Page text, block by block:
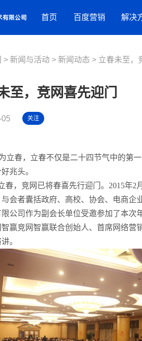
首页 百度营销
营销资源
百度品牌广告
百度信誉
百度统计
解决
品牌建设解决方案
抖音蓝V内容营销
人才实训服务
行业解决方案
教育培训
装修建材
智慧文旅
新闻与活动 新闻动态 立春未至，
至，竞网喜先迎门
关注
立春，立春不仅是二十四节气中的第
兆头。
春，竞网已将春喜先行迎门。2015年
会者囊括政府、高校、协会、电商企
公司作为副会长单位受邀参加了本次
赢竞网智赢联合创始人、首席网络营
。